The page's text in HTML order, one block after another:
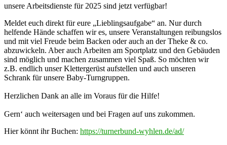
unsere Arbeitsdienste für 2025 sind jetzt verfügbar!
Meldet euch direkt für eure „Lieblingsaufgabe“ an. Nur durch
helfende Hände schaffen wir es, unsere Veranstaltungen reibungslos
und mit viel Freude beim Backen oder auch an der Theke & co.
abzuwickeln. Aber auch Arbeiten am Sportplatz und den Gebäuden
sind möglich und machen zusammen viel Spaß. So möchten wir
z.B. endlich unser Klettergerüst aufstellen und auch unseren
Schrank für unsere Baby-Turngruppen.
Herzlichen Dank an alle im Voraus für die Hilfe!
Gern‘ auch weitersagen und bei Fragen auf uns zukommen.
Hier könnt ihr Buchen: https://turnerbund-wyhlen.de/ad/